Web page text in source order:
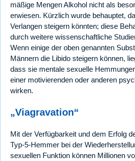
mäßige Mengen Alkohol nicht als
erwiesen. Kürzlich wurde behauptet,
Verlangen steigern könnten; diese
durch weitere wissenschaftliche
Wenn einige der oben genannten
Männern die Libido steigern können,
dass sie mentale sexuelle
einer motivierenden oder anderen
wirken.
„Viagravation“
Mit der Verfügbarkeit und dem Erfolg
Typ-5-Hemmer bei der
sexuellen Funktion können Millionen